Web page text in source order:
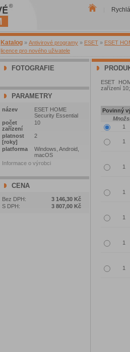
Katalog » Antivirové programy » ESET » ESET
licence pro nového uživatele
FOTOGRAFIE
PARAMETRY
název
ESET HOME
Security Essential
počet
zařízení
10
platnost
[roky]
2
platforma
Windows, Android,
macOS
Informace o výrobci
CENA
Bez DPH:
3 146,30 Kč
S DPH:
3 807,00 Kč
ESET
zařízení
Povinný